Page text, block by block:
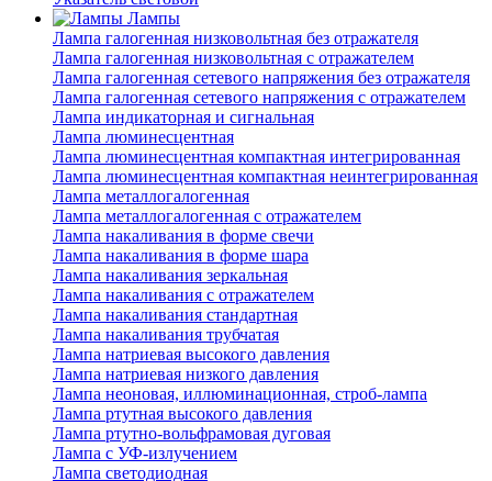
Лампы
Лампа галогенная низковольтная без отражателя
Лампа галогенная низковольтная с отражателем
Лампа галогенная сетевого напряжения без отражателя
Лампа галогенная сетевого напряжения с отражателем
Лампа индикаторная и сигнальная
Лампа люминесцентная
Лампа люминесцентная компактная интегрированная
Лампа люминесцентная компактная неинтегрированная
Лампа металлогалогенная
Лампа металлогалогенная с отражателем
Лампа накаливания в форме свечи
Лампа накаливания в форме шара
Лампа накаливания зеркальная
Лампа накаливания с отражателем
Лампа накаливания стандартная
Лампа накаливания трубчатая
Лампа натриевая высокого давления
Лампа натриевая низкого давления
Лампа неоновая, иллюминационная, строб-лампа
Лампа ртутная высокого давления
Лампа ртутно-вольфрамовая дуговая
Лампа с УФ-излучением
Лампа светодиодная